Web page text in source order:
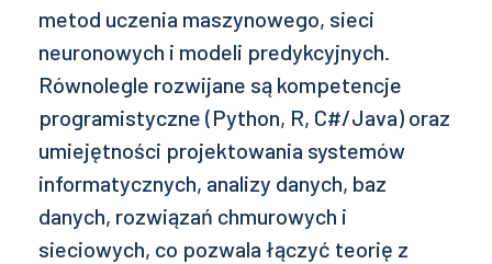
metod uczenia maszynowego, sieci
neuronowych i modeli predykcyjnych.
Równolegle rozwijane są kompetencje
programistyczne (Python, R, C#/Java) oraz
umiejętności projektowania systemów
informatycznych, analizy danych, baz
danych, rozwiązań chmurowych i
sieciowych, co pozwala łączyć teorię z